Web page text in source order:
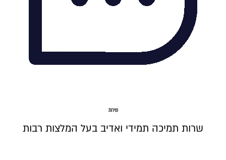
שירות
שרות תמיכה תמידי ואדיב בעל המלצות רבות